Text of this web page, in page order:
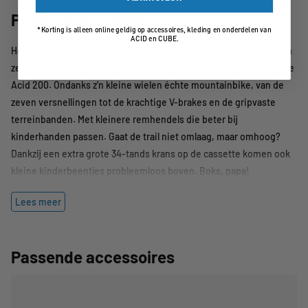
Productomschrijving
Hoe groter je kinderen worden, hoe avontuurlijker. En dan hebben
ze een bike nodig die tegen een stootje kan. Zoals bijvoorbeeld de
Acid 200. Ondanks z’n kleine wielen échte mountainbike, van de
zeven versnellingen tot de krachtige V-brakes en de gripvaste
terreinbanden. Met kleinere remhendels die beter bij
kinderhanden passen. Gaat de trail niet omlaag, maar omhoog?
Dankzij een extra grote 34-tands krans op de cassette komen ook
kleine kinderbeentjes probleemloos boven. Boks, papa!
Lees meer
Passende accessoires
*Korting is alleen online geldig op accessoires, kleding en onderdelen van
ACID en CUBE.